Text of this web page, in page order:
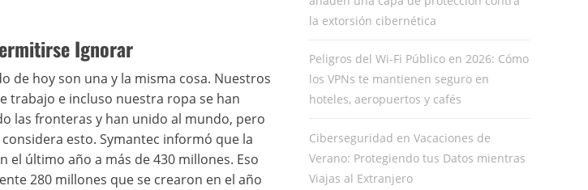
Ignorar
de hoy son una y la misma cosa. Nuestros
trabajo e incluso nuestra ropa se han
las fronteras y han unido al mundo, pero
esto. Symantec informó que la
último año a más de 430 millones. Eso
280 millones que se crearon en el año
la extorsión cibernética
Peligros del Wi-Fi Público en 2026: Cómo
los VPNs te mantienen seguro en
hoteles, aeropuertos y cafés
Ciberseguridad en Vacaciones de
Verano: Protegiendo tus Datos mientras
Viajas al Extranjero